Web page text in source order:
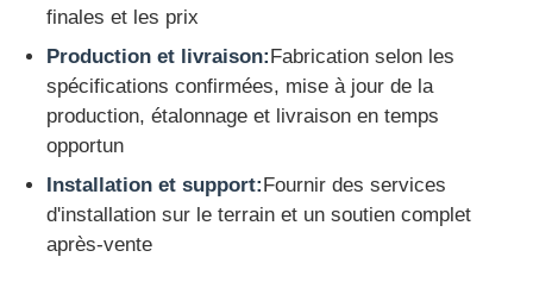
finales et les prix
Production et livraison:Fabrication selon les
spécifications confirmées, mise à jour de la
production, étalonnage et livraison en temps
opportun
Installation et support:Fournir des services
d'installation sur le terrain et un soutien complet
après-vente